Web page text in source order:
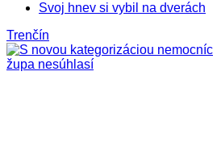
Svoj hnev si vybil na dverách
Trenčín